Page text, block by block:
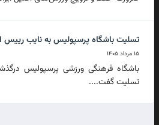
تسلیت باشگاه پرسپولیس به نایب رییس
۱۵ مرداد ۱۴۰۵
باشگاه فرهنگی ورزشی پرسپولیس
تسلیت گفت....